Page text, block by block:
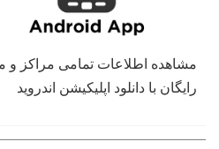
مشاهده اطلاعات تمامی مراکز
رایگان با دانلود اپلیکیشن اندروید